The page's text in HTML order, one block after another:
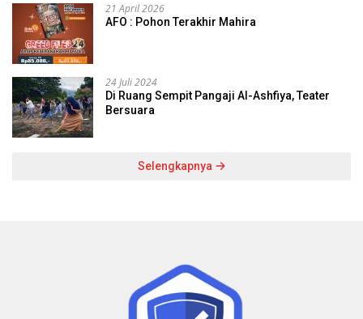
21 April 2026
AFO : Pohon Terakhir Mahira
24 Juli 2024
Di Ruang Sempit Pangaji Al-Ashfiya, Teater
Bersuara
Selengkapnya